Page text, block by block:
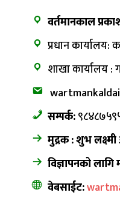
वर्तमानकाल
प्रधान कार्यालय:
शाखा कार्यालय :
सम्पर्क:
मुद्रक : शुभ
विज्ञापनको
वेबसाईट: